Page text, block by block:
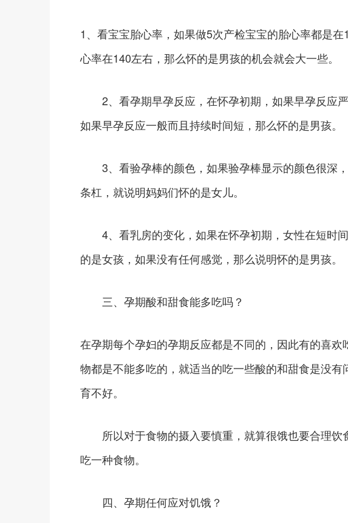
1、看宝宝胎心率，如果做5次产检宝宝的胎心率都是
心率在140左右，那么怀的是男孩的机会就会大一些。
2、看孕期早孕反应，在怀孕初期，如果早孕反应严
如果早孕反应一般而且持续时间短，那么怀的是男孩。
3、看验孕棒的颜色，如果验孕棒显示的颜色很深
条杠，就说明妈妈们怀的是女儿。
4、看乳房的变化，如果在怀孕初期，女性在短时
的是女孩，如果没有任何感觉，那么说明怀的是男孩。
三、孕期酸和甜食能多吃吗？
在孕期每个孕妇的孕期反应都是不同的，因此有的喜
物都是不能多吃的，就适当的吃一些酸的和甜食是没
育不好。
所以对于食物的摄入要慎重，就算很饿也要合理饮
吃一种食物。
四、孕期任何应对饥饿？